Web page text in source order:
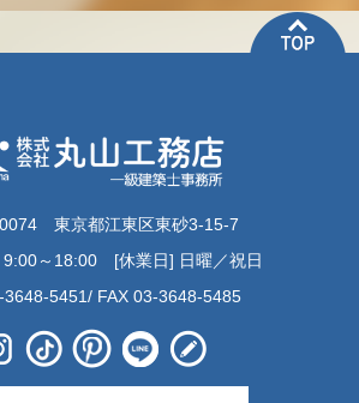
東京都江東区東砂3-15-7
9:00～18:00 [休業日] 日曜／祝日
3648-5451/ FAX 03-3648-5485